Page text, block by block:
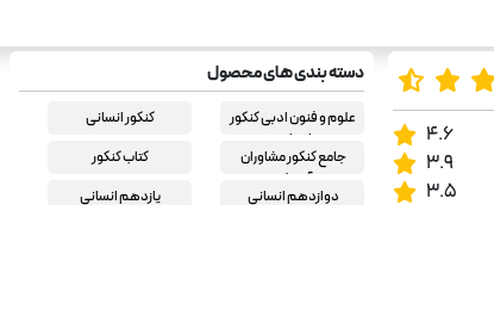
4.6
3.9
3.5
دسته بندی های محصول
علوم و فنون ادبی کنکور
انسانی
کنکور انسانی
جامع کنکور مشاوران
آموزش
کتاب کنکور
دوازدهم انسانی
یازدهم انسانی